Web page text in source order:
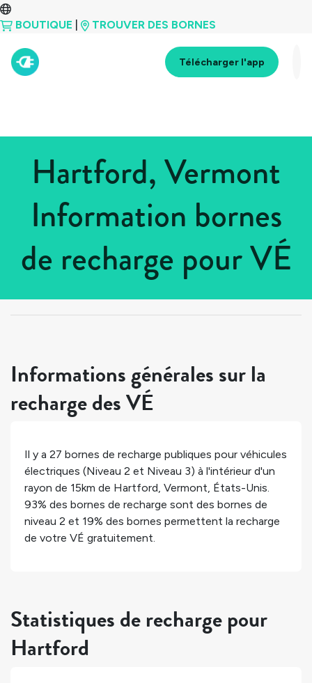
BOUTIQUE TROUVER DES BORNES
Télécharger l'app
Hartford, Vermont
Information bornes
de recharge pour VÉ
États-Unis > Vermont
Informations générales sur la
recharge des VÉ
Il y a 27 bornes de recharge publiques pour véhicules
électriques (Niveau 2 et Niveau 3) à l'intérieur d'un
rayon de 15km de Hartford, Vermont, États-Unis.
93% des bornes de recharge sont des bornes de
niveau 2 et 19% des bornes permettent la recharge
de votre VÉ gratuitement.
Statistiques de recharge pour
Hartford